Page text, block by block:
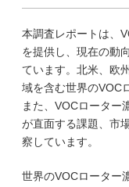
本調査レポートは、
を提供し、現在の動
ています。北米、欧
域を含む世界のVOC
また、VOCローター
が直面する課題、市
察しています。
世界のVOCローター